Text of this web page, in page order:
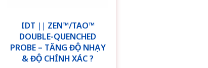
IDT || ZEN™/TAO™
DOUBLE-QUENCHED
PROBE – TĂNG ĐỘ NHẠY
& ĐỘ CHÍNH XÁC ?